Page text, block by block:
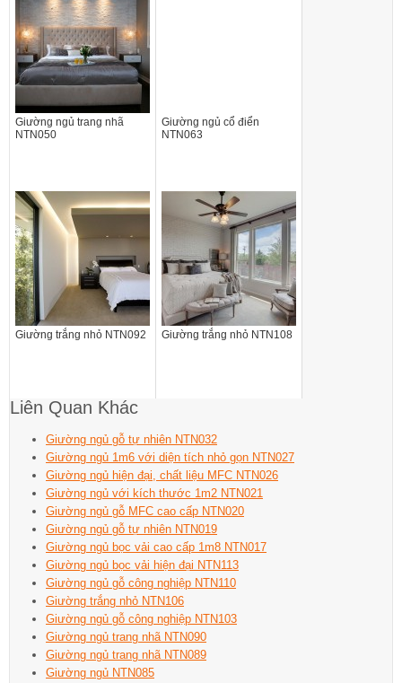
Giường ngủ trang nhã
NTN050
Giường ngủ cổ điển
NTN063
Giường trắng nhỏ NTN092 Giường trắng nhỏ NTN108
Liên Quan Khác
Giường ngủ gỗ tự nhiên NTN032
Giường ngủ 1m6 với diện tích nhỏ gọn NTN027
Giường ngủ hiện đại, chất liệu MFC NTN026
Giường ngủ với kích thước 1m2 NTN021
Giường ngủ gỗ MFC cao cấp NTN020
Giường ngủ gỗ tự nhiên NTN019
Giường ngủ bọc vải cao cấp 1m8 NTN017
Giường ngủ bọc vải hiện đại NTN113
Giường ngủ gỗ công nghiệp NTN110
Giường trắng nhỏ NTN106
Giường ngủ gỗ công nghiệp NTN103
Giường ngủ trang nhã NTN090
Giường ngủ trang nhã NTN089
Giường ngủ NTN085